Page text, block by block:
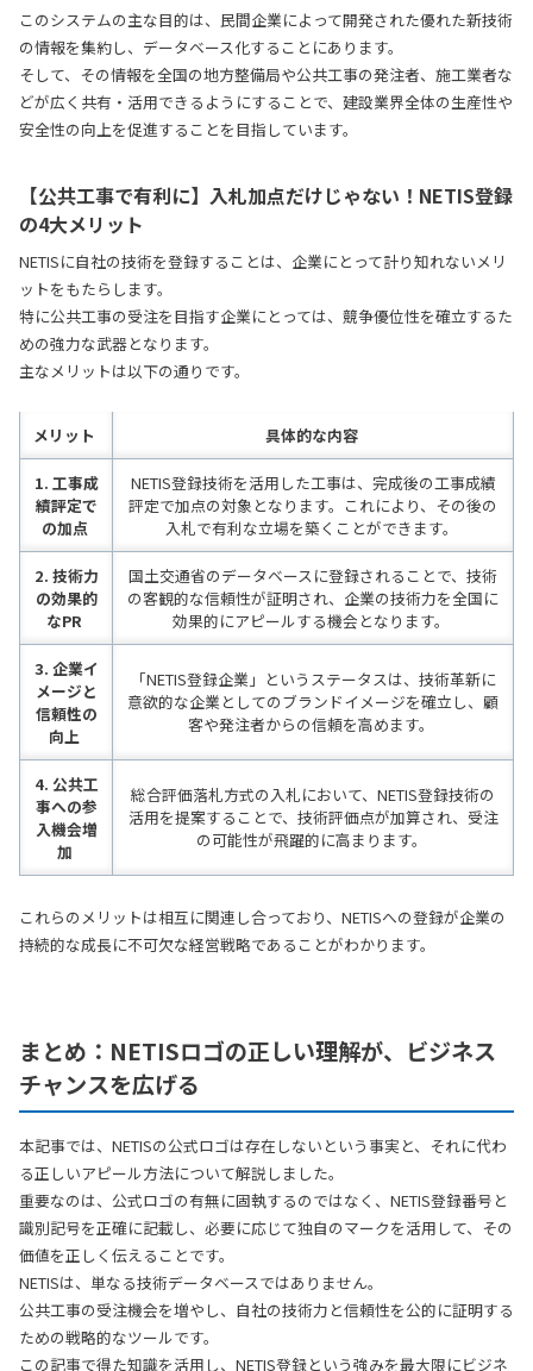
このシステムの主な目的は、民間企業によって開発された優れた新技術
の情報を集約し、データベース化することにあります。
そして、その情報を全国の地方整備局や公共工事の発注者、施工業者な
どが広く共有・活用できるようにすることで、建設業界全体の生産性や
安全性の向上を促進することを目指しています。
【公共工事で有利に】入札加点だけじゃない！NETIS登録
の4大メリット
NETISに自社の技術を登録することは、企業にとって計り知れないメリ
ットをもたらします。
特に公共工事の受注を目指す企業にとっては、競争優位性を確立するた
めの強力な武器となります。
主なメリットは以下の通りです。
メリット 具体的な内容
1. 工事成
績評定で
の加点
NETIS登録技術を活用した工事は、完成後の工事成績
評定で加点の対象となります。これにより、その後の
入札で有利な立場を築くことができます。
2. 技術力
の効果的
なPR
国土交通省のデータベースに登録されることで、技術
の客観的な信頼性が証明され、企業の技術力を全国に
効果的にアピールする機会となります。
3. 企業イ
メージと
信頼性の
向上
「NETIS登録企業」というステータスは、技術革新に
意欲的な企業としてのブランドイメージを確立し、顧
客や発注者からの信頼を高めます。
4. 公共工
事への参
入機会増
加
総合評価落札方式の入札において、NETIS登録技術の
活用を提案することで、技術評価点が加算され、受注
の可能性が飛躍的に高まります。
これらのメリットは相互に関連し合っており、NETISへの登録が企業の
持続的な成長に不可欠な経営戦略であることがわかります。
まとめ：NETISロゴの正しい理解が、ビジネス
チャンスを広げる
本記事では、NETISの公式ロゴは存在しないという事実と、それに代わ
る正しいアピール方法について解説しました。
重要なのは、公式ロゴの有無に固執するのではなく、NETIS登録番号と
識別記号を正確に記載し、必要に応じて独自のマークを活用して、その
価値を正しく伝えることです。
NETISは、単なる技術データベースではありません。
公共工事の受注機会を増やし、自社の技術力と信頼性を公的に証明する
ための戦略的なツールです。
この記事で得た知識を活用し、NETIS登録という強みを最大限にビジネ